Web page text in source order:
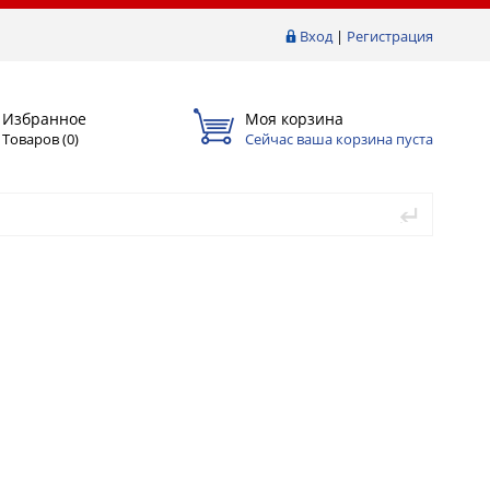
Вход| Регистрация
Избранное
Товаров (0)
Моя корзина
Сейчас ваша корзина пуста